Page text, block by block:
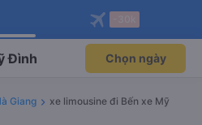
ngay!
viên độc
Mở app
đặt vé máy bay qua
Mở app
Đình Chọn ngày
Giang
xe limousine đi Bến xe Mỹ